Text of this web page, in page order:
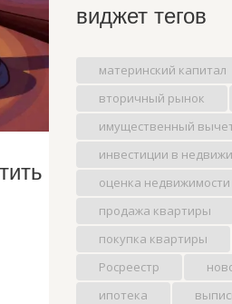
виджет тегов
материнский капитал
вторичный рынок
имущественный
инвестиции в
оценка недвижимости
продажа квартиры
покупка квартиры
Росреестр
ипотека